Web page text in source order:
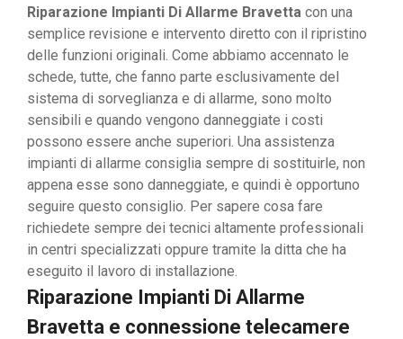
Riparazione Impianti Di Allarme Bravetta con una
semplice revisione e intervento diretto con il ripristino
delle funzioni originali. Come abbiamo accennato le
schede, tutte, che fanno parte esclusivamente del
sistema di sorveglianza e di allarme, sono molto
sensibili e quando vengono danneggiate i costi
possono essere anche superiori. Una assistenza
impianti di allarme consiglia sempre di sostituirle, non
appena esse sono danneggiate, e quindi è opportuno
seguire questo consiglio. Per sapere cosa fare
richiedete sempre dei tecnici altamente professionali
in centri specializzati oppure tramite la ditta che ha
eseguito il lavoro di installazione.
Riparazione Impianti Di Allarme
Bravetta e connessione telecamere